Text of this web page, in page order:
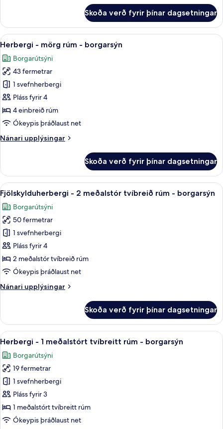
-
tvíbreitt
-
borgarsýn
Skoða verð fyrir þínar dagsetningar
Skoða
allar
myndir
fyrir
Herbergi
-
mörg
rúm
borgarsýn
Rúmföt af bestu gerð, rúm með
6
Herbergi - mörg rúm - borgarsýn
Borgarútsýni
43 fermetrar
1 svefnherbergi
Pláss fyrir 4
4 einbreið rúm
Ókeypis þráðlaust net
Nánari upplýsingar
Nánari
-
mörg
rúm
borgarsýn
Skoða verð fyrir þínar dagsetningar
Skoða
allar
myndir
fyrir
Fjölskylduherbergi
-
2
meðalstór
tvíbreið
rúm
Fjölskylduherbergi - 2 meðalstór
5
Fjölskylduherbergi - 2 meðalstór tvíbreið rúm - borgarsýn
Borgarútsýni
50 fermetrar
1 svefnherbergi
Pláss fyrir 4
2 meðalstór tvíbreið rúm
Ókeypis þráðlaust net
Nánari upplýsingar
Nánari
-
meðalstór
rúm
borgarsýn
Skoða verð fyrir þínar dagsetningar
Skoða
allar
myndir
fyrir
Herbergi
-
1
meðalstórt
Herbergi - 1 meðalstórt tvíbreitt
8
Herbergi - 1 meðalstórt tvíbreitt rúm - borgarsýn
Borgarútsýni
19 fermetrar
1 svefnherbergi
Pláss fyrir 3
1 meðalstórt tvíbreitt rúm
Ókeypis þráðlaust net